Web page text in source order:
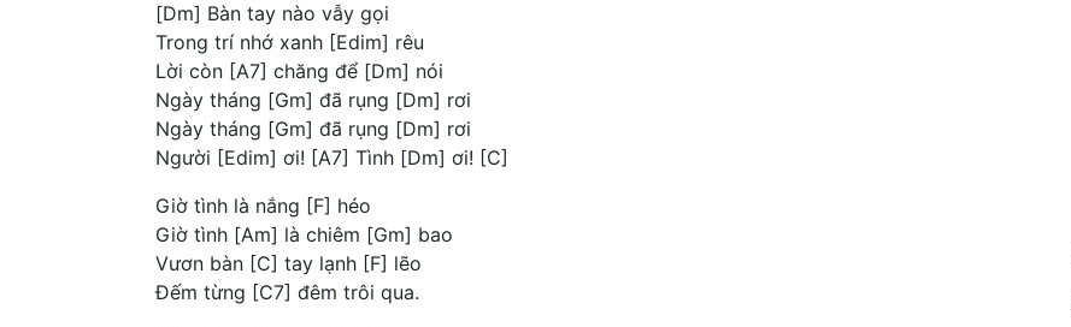
[Dm] Bàn tay nào vẫy gọi
Trong trí nhớ xanh [Edim] rêu
Lời còn [A7] chăng để [Dm] nói
Ngày tháng [Gm] đã rụng [Dm] rơi
Ngày tháng [Gm] đã rụng [Dm] rơi
Người [Edim] ơi! [A7] Tình [Dm] ơi! [C]
Giờ tình là nắng [F] héo
Giờ tình [Am] là chiêm [Gm] bao
Vươn bàn [C] tay lạnh [F] lẽo
Đếm từng [C7] đêm trôi qua.